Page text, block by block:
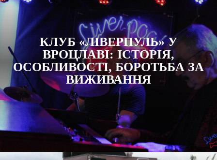
КЛУБ «ЛІВЕРПУЛЬ» У
ВРОЦЛАВІ: ІСТОРІЯ,
ОСОБЛИВОСТІ, БОРОТЬБА ЗА
ВИЖИВАННЯ